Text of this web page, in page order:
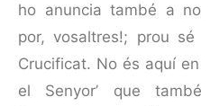
ho anuncia també a
por, vosaltres!; prou
Crucificat. No és aquí
el Senyor’ que